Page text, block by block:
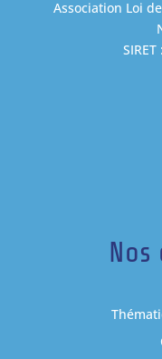
Association Loi
Nos